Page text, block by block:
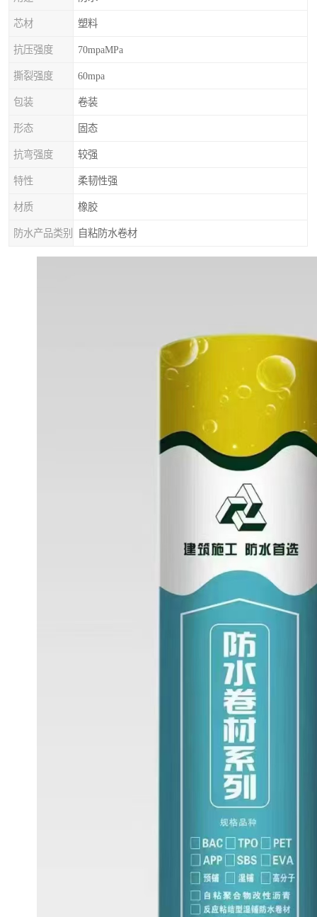
芯材 塑料
抗压强度 70mpaMPa
撕裂强度 60mpa
包装 卷装
形态 固态
抗弯强度 较强
特性 柔韧性强
材质 橡胶
防水产品类别 自粘防水卷材